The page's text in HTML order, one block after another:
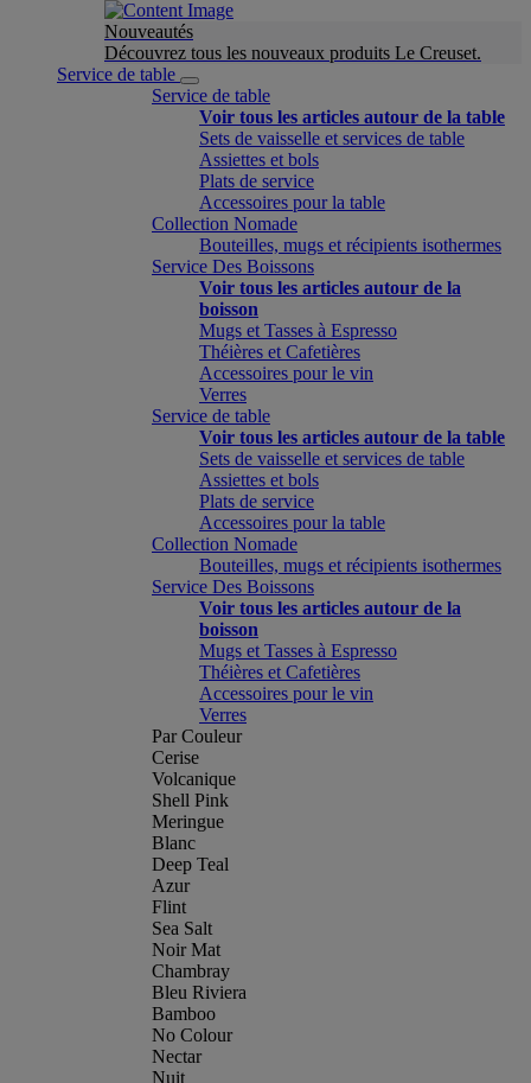
Nouveautés
Découvrez tous les nouveaux produits Le Creuset.
Service de table
Service de table
Voir tous les articles autour de la table
Sets de vaisselle et services de table
Assiettes et bols
Plats de service
Accessoires pour la table
Collection Nomade
Bouteilles, mugs et récipients isothermes
Service Des Boissons
Voir tous les articles autour de la
boisson
Mugs et Tasses à Espresso
Théières et Cafetières
Accessoires pour le vin
Verres
Service de table
Voir tous les articles autour de la table
Sets de vaisselle et services de table
Assiettes et bols
Plats de service
Accessoires pour la table
Collection Nomade
Bouteilles, mugs et récipients isothermes
Service Des Boissons
Voir tous les articles autour de la
boisson
Mugs et Tasses à Espresso
Théières et Cafetières
Accessoires pour le vin
Verres
Par Couleur
Cerise
Volcanique
Shell Pink
Meringue
Blanc
Deep Teal
Azur
Flint
Sea Salt
Noir Mat
Chambray
Bleu Riviera
Bamboo
No Colour
Nectar
Nuit